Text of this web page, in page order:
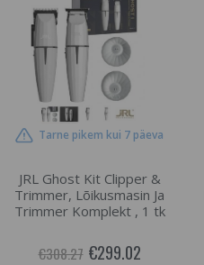
Tarne pikem kui 7 päeva
JRL Ghost Kit Clipper &
Trimmer, Lõikusmasin Ja
Trimmer Komplekt , 1 tk
€308.27 €299.02